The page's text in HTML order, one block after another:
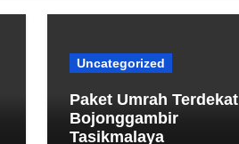
Uncategorized
Paket Umrah Terdekat
‎Bojonggambir
Tasikmalaya